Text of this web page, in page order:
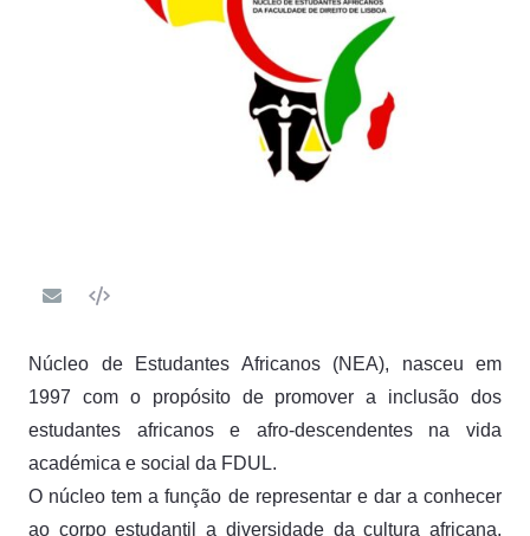
Núcleo de Estudantes Africanos (NEA), nasceu em
1997 com o propósito de promover a inclusão dos
estudantes africanos e afro-descendentes na vida
académica e social da FDUL.
O núcleo tem a função de representar e dar a conhecer
ao corpo estudantil a diversidade da cultura africana,